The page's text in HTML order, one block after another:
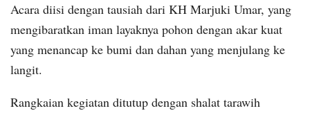
Acara diisi dengan tausiah dari KH Marjuki Umar, yang
mengibaratkan iman layaknya pohon dengan akar kuat
yang menancap ke bumi dan dahan yang menjulang ke
langit.
Rangkaian kegiatan ditutup dengan shalat tarawih